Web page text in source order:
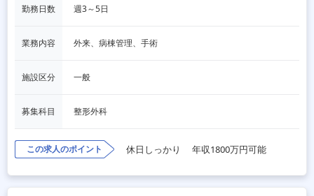
勤務日数 週3～5日
業務内容 外来、病棟管理、手術
施設区分 一般
募集科目 整形外科
この求人のポイント 休日しっかり 年収1800万円可能